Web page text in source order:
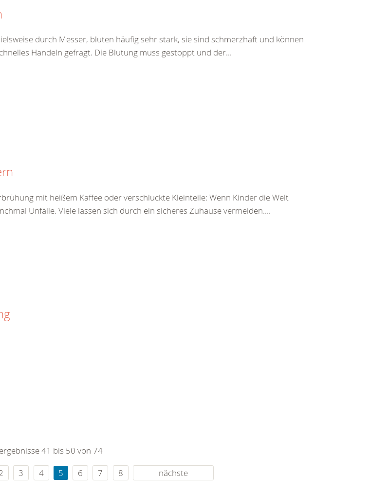
durch Messer, bluten häufig sehr stark, sie sind schmerzhaft und können
Handeln gefragt. Die Blutung muss gestoppt und der...
mit heißem Kaffee oder verschluckte Kleinteile: Wenn Kinder die Welt
Unfälle. Viele lassen sich durch ein sicheres Zuhause vermeiden....
41 bis 50 von 74
3 4 5 6 7 8 nächste